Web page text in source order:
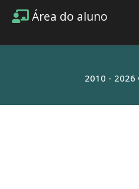
Área do aluno
2010 - 2026